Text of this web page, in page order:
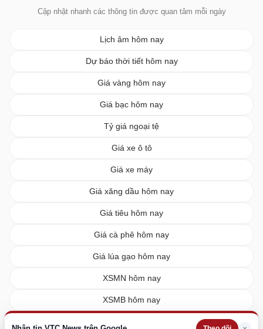
Cập nhật nhanh các thông tin được quan tâm mỗi ngày
Lịch âm hôm nay
Dự báo thời tiết hôm nay
Giá vàng hôm nay
Giá bạc hôm nay
Tỷ giá ngoại tệ
Giá xe ô tô
Giá xe máy
Giá xăng dầu hôm nay
Giá tiêu hôm nay
Giá cà phê hôm nay
Giá lúa gạo hôm nay
XSMN hôm nay
XSMB hôm nay